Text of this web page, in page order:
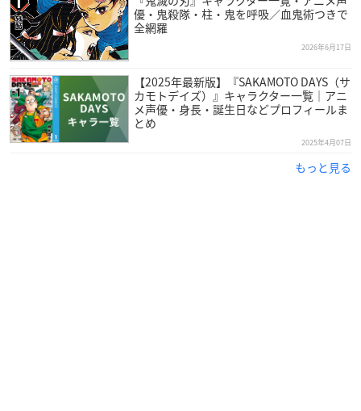
演技の楽しさを感じて、声優を志すことになった東山さん。
高校進学と共に養成所へ入所し、2010年にデビューを果たしま
した。
数々のメインキャラクターを担当し、声優アワードでは2019
年に演女優賞とゲーム賞、
優・鬼殺隊・柱・鬼を呼吸／血鬼術つきで
全網羅
2026年6月17日
【2025年最新版】『SAKAMOTO DAYS（サ
カモトデイズ）』キャラクター一覧｜アニ
メ声優・身長・誕生日などプロフィールま
とめ
2025年4月07日
もっと見る